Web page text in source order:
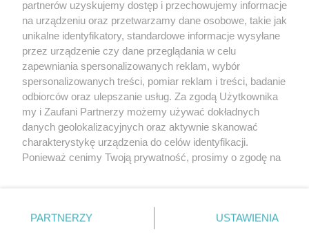
O FIRMIE POLITYKA PRYWATNOŚCI HOSTING
REKLAMA WSPÓŁPRACA RSS FACEBOOK KONTAKT
Nasze serwisy
Aktualności
Tcz24
Historia miasta
Muzyka i kultura
Archiwum wydarzeń
Zdjęcia miasta
partnerów uzyskujemy dostęp i przechowujemy informacje
na urządzeniu oraz przetwarzamy dane osobowe, takie jak
unikalne identyfikatory, standardowe informacje wysyłane
przez urządzenie czy dane przeglądania w celu
zapewniania spersonalizowanych reklam, wybór
spersonalizowanych treści, pomiar reklam i treści, badanie
odbiorców oraz ulepszanie usług. Za zgodą Użytkownika
my i Zaufani Partnerzy możemy używać dokładnych
danych geolokalizacyjnych oraz aktywnie skanować
charakterystykę urządzenia do celów identyfikacji.
Ponieważ cenimy Twoją prywatność, prosimy o zgodę na
znajdujący się w lewym dolnym rogu strony
. Niektóre
PARTNERZY USTAWIENIA